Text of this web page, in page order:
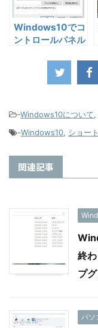
Windows10でコ
ントロールパネル
-Windows10について,
-Windows10, ショー
関連記事
終
プ
パソ